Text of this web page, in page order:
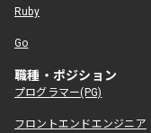
Ruby
Go
職種・ポジション
プログラマー(PG)
フロントエンドエンジニア